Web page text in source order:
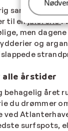
til enjuleferiei
men
og
alle årstider
behagelig året
du drømmer
ved
surfspots,